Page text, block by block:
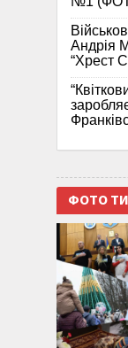
Андрія
“Хрест
ФОТО